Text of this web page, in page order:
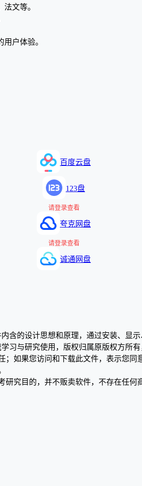
文等。
户体验。
百度云盘
123盘
请登录查看
夸克网盘
请登录查看
诚通网盘
含的设计思想和原理，通过安装、显
习与研究使用，版权归属原版权方所
如果您访问和下载此文件，表示您
究目的，并不贩卖软件，不存在任